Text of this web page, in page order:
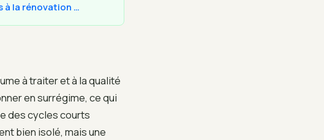
à la rénovation …
à traiter et à la qualité
en surrégime, ce qui
des cycles courts
bien isolé, mais une